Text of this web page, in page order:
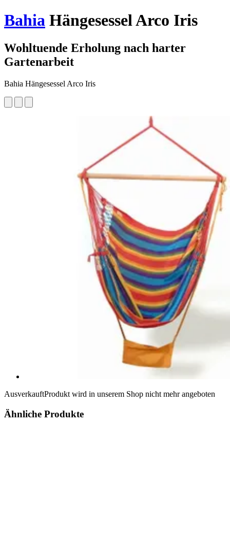
Bahia Hängesessel Arco Iris
Wohltuende Erholung nach harter
Gartenarbeit
Bahia Hängesessel Arco Iris
AusverkauftProdukt wird in unserem Shop nicht mehr angeboten
Ähnliche Produkte